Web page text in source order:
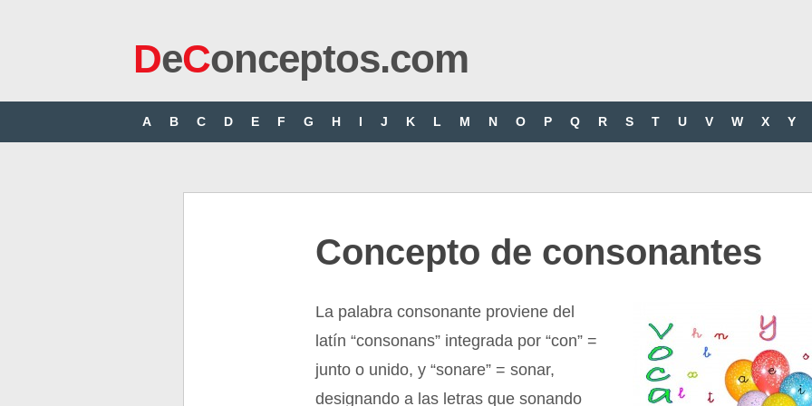
DeConceptos.com
A B C D E F G H I J K L M N O P Q R S T U V W X Y
Concepto de consonantes
La palabra consonante proviene del
latín “consonans” integrada por “con” =
junto o unido, y “sonare” = sonar,
designando a las letras que sonando